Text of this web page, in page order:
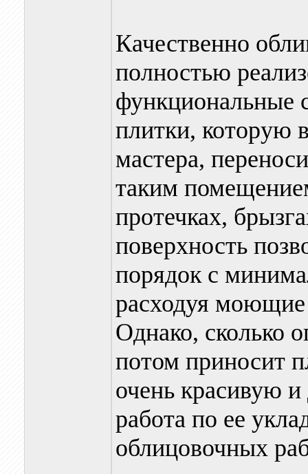
Качественно
полностью
функциональные
плитки, которую
мастера,
таким
протечках,
поверхность
порядок с
расходуя моющие
Однако, сколько
потом приносит
очень красивую
работа по ее
облицовочных